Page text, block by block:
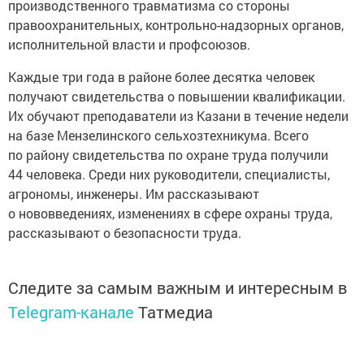
производственного травматизма со стороны
правоохранительных, контрольно-надзорных органов,
исполнительной власти и профсоюзов.
Каждые три года в районе более десятка человек
получают свидетельства о повышении квалификации.
Их обучают преподаватели из Казани в течение недели
на базе Мензелинского сельхозтехникума. Всего
по району свидетельства по охране труда получили
44 человека. Среди них руководители, специалисты,
агрономы, инженеры. Им рассказывают
о нововведениях, изменениях в сфере охраны труда,
рассказывают о безопасности труда.
Следите за самым важным и интересным в
Telegram-канале Татмедиа